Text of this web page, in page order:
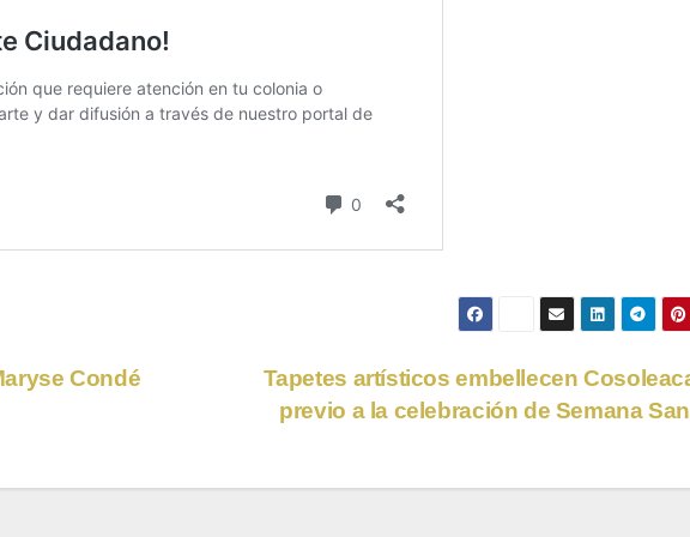
Tapetes artísticos embellecen
previo a la celebración de Semana
Condé